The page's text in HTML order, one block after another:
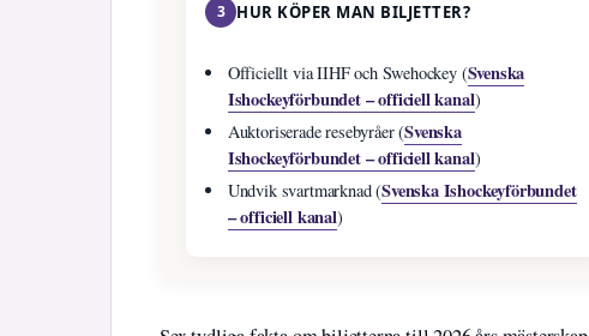
3 HUR KÖPER MAN BILJETTER?
Officiellt via IIHF och Swehockey (Svenska
Ishockeyförbundet – officiell kanal)
Auktoriserade resebyråer (Svenska
Ishockeyförbundet – officiell kanal)
Undvik svartmarknad (Svenska Ishockeyförbundet
– officiell kanal)